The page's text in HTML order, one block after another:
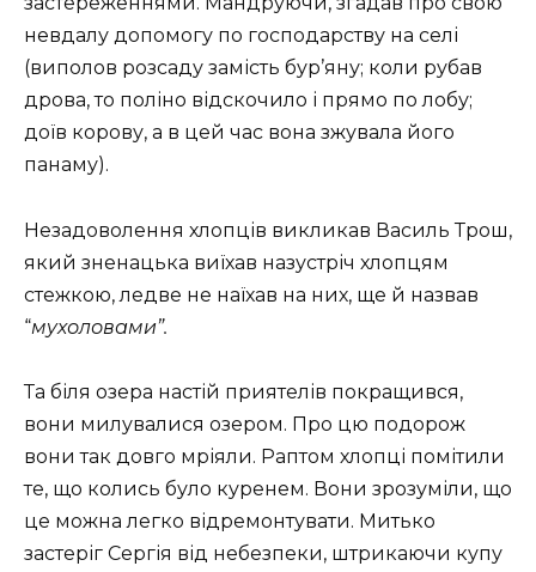
невдалу допомогу по господарству на селі
(виполов розсаду замість бур’яну; коли рубав
дрова, то поліно відскочило і прямо по лобу;
доїв корову, а в цей час вона зжувала його
панаму).
Незадоволення хлопців викликав Василь Трош,
який зненацька виїхав назустріч хлопцям
стежкою, ледве не наїхав на них, ще й назвав
“мухоловами”.
Та біля озера настій приятелів покращився,
вони милувалися озером. Про цю подорож
вони так довго мріяли. Раптом хлопці помітили
те, що колись було куренем. Вони зрозуміли, що
це можна легко відремонтувати. Митько
застеріг Сергія від небезпеки, штрикаючи купу